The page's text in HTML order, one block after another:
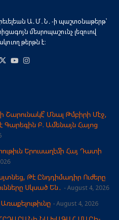
Ա․Մ․Ն․-ի պաշտօնաթերթ՝
մեսրոպաշունչ լեզուով
թերթն է։
Facebook
X YouTube
Շարունակէ՞ Մնալ Թմբիրի Մէջ,
Բ. Ամենայն Հայոց
Երուսաղէմի Հայ Դատի
Թէ Ընդդիմադիր Ուժերը
Սկսած Են․
August 4, 2026
August 4, 2026